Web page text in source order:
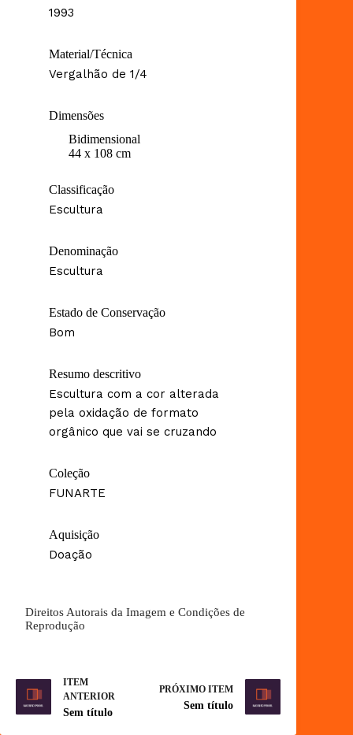
1993
Material/Técnica
Vergalhão de 1/4
Dimensões
Bidimensional
44 x 108 cm
Classificação
Escultura
Denominação
Escultura
Estado de Conservação
Bom
Resumo descritivo
Escultura com a cor alterada
pela oxidação de formato
orgânico que vai se cruzando
Coleção
FUNARTE
Aquisição
Doação
Direitos Autorais da Imagem e Condições de
Reprodução
ITEM
ANTERIOR
Sem título
PRÓXIMO ITEM
Sem título